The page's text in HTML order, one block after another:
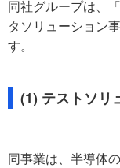
同社グループは、
タソリューション
す。
(1) テストソリ
同事業は、半導体